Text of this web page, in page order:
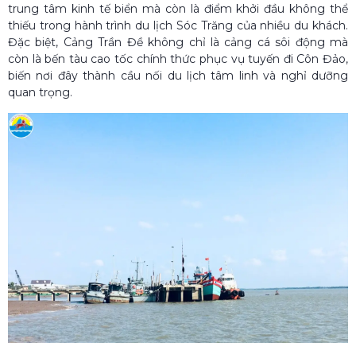
trung tâm kinh tế biển mà còn là điểm khởi đầu không thể
thiếu trong hành trình du lịch Sóc Trăng của nhiều du khách.
Đặc biệt, Cảng Trần Đề không chỉ là cảng cá sôi động mà
còn là bến tàu cao tốc chính thức phục vụ tuyến đi Côn Đảo,
biến nơi đây thành cầu nối du lịch tâm linh và nghỉ dưỡng
quan trọng.